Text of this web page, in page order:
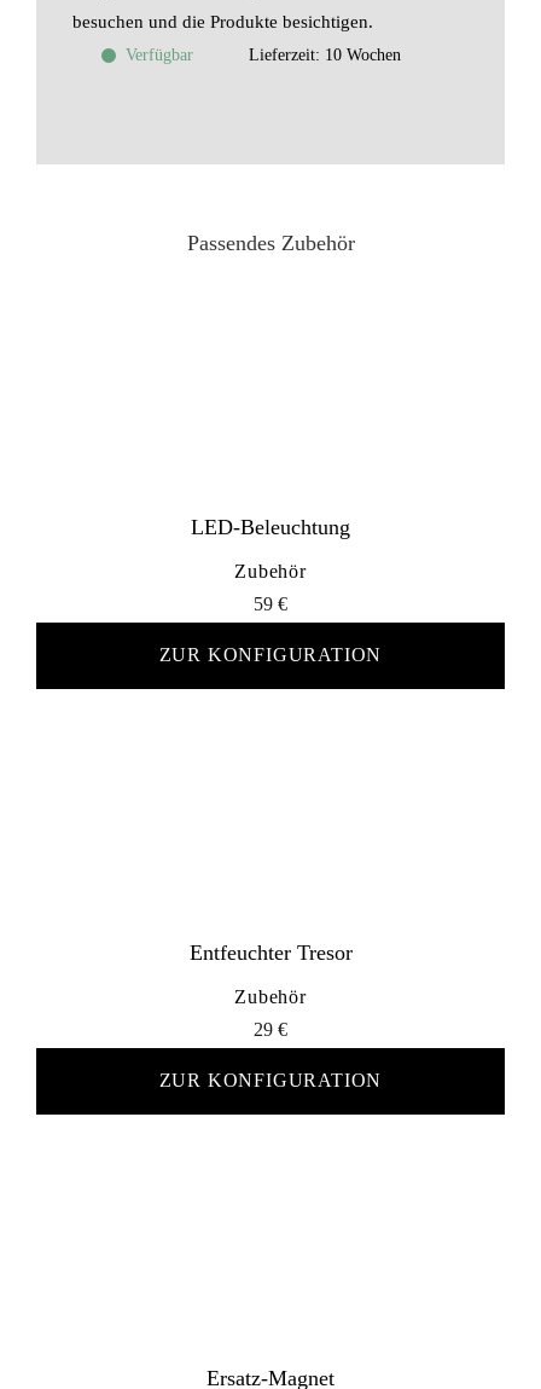
besuchen und die Produkte besichtigen.
Verfügbar Lieferzeit: 10 Wochen
Passendes Zubehör
LED-Beleuchtung
Zubehör
59 €
ZUR KONFIGURATION
Entfeuchter Tresor
Zubehör
29 €
ZUR KONFIGURATION
Ersatz-Magnet